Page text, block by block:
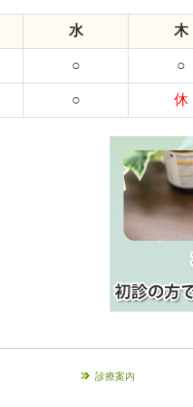
水 木
○ ○
○ 休
診療案内